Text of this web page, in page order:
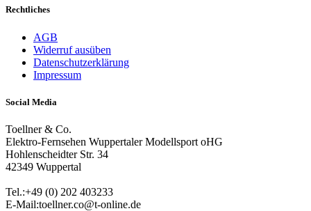
Rechtliches
AGB
Widerruf ausüben
Datenschutzerklärung
Impressum
Social Media
Toellner & Co.
Elektro-Fernsehen Wuppertaler Modellsport oHG
Hohlenscheidter Str. 34
42349 Wuppertal
Tel.:+49 (0) 202 403233
E-Mail:toellner.co@t-online.de